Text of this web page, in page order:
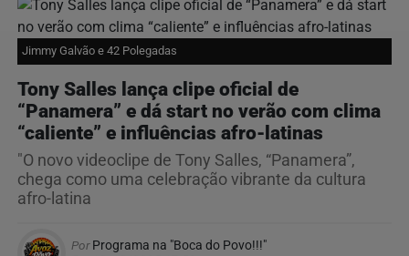
Jimmy Galvão e 42 Polegadas
Tony Salles lança clipe oficial de
“Panamera” e dá start no verão com clima
“caliente” e influências afro-latinas
"O novo videoclipe de Tony Salles, “Panamera”,
chega como uma celebração vibrante da cultura
afro-latina
PorPrograma na "Boca do Povo!!!"